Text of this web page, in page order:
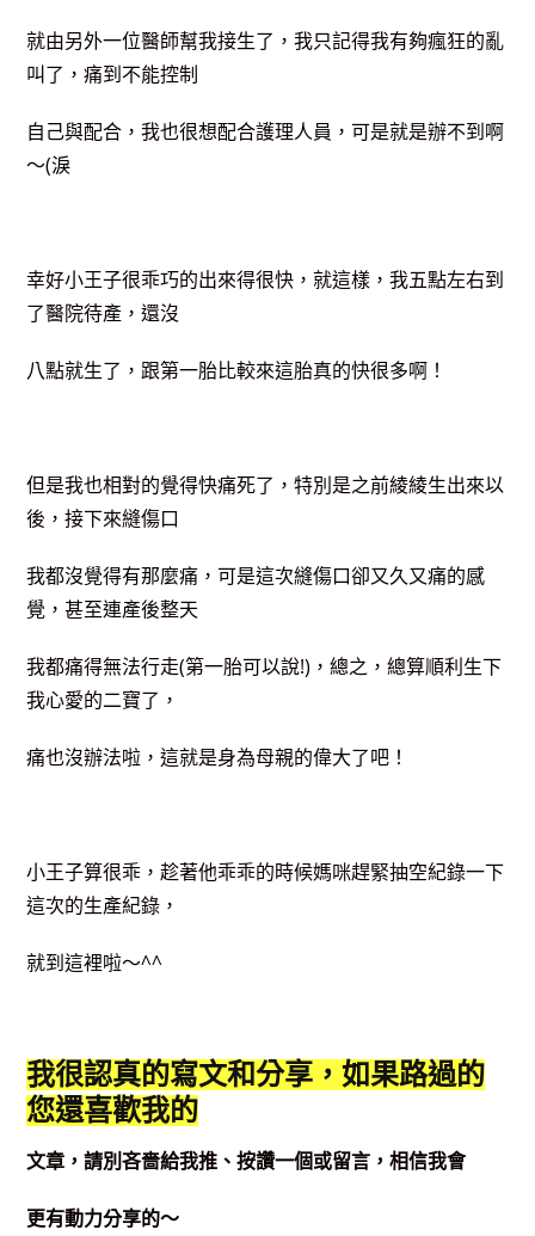
就由另外一位醫師幫我接生了，我只記得我有夠瘋狂的亂
叫了，痛到不能控制
自己與配合，我也很想配合護理人員，可是就是辦不到啊
～(淚
幸好小王子很乖巧的出來得很快，就這樣，我五點左右到
了醫院待產，還沒
八點就生了，跟第一胎比較來這胎真的快很多啊！
但是我也相對的覺得快痛死了，特別是之前綾綾生出來以
後，接下來縫傷口
我都沒覺得有那麼痛，可是這次縫傷口卻又久又痛的感
覺，甚至連產後整天
我都痛得無法行走(第一胎可以說!)，總之，總算順利生下
我心愛的二寶了，
痛也沒辦法啦，這就是身為母親的偉大了吧！
小王子算很乖，趁著他乖乖的時候媽咪趕緊抽空紀錄一下
這次的生產紀錄，
就到這裡啦～^^
我很認真的寫文和分享，如果路過的
您還喜歡我的
文章，請別吝嗇給我推、按讚一個或留言，相信我會
更有動力分享的～